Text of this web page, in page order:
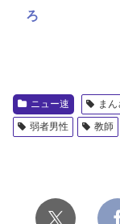
ろ
ニュー速 まん
弱者男性
教師